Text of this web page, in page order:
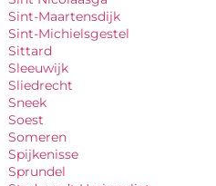
Sint-Maartensdijk
Sint-Michielsgestel
Sittard
Sleeuwijk
Sliedrecht
Sneek
Soest
Someren
Spijkenisse
Sprundel